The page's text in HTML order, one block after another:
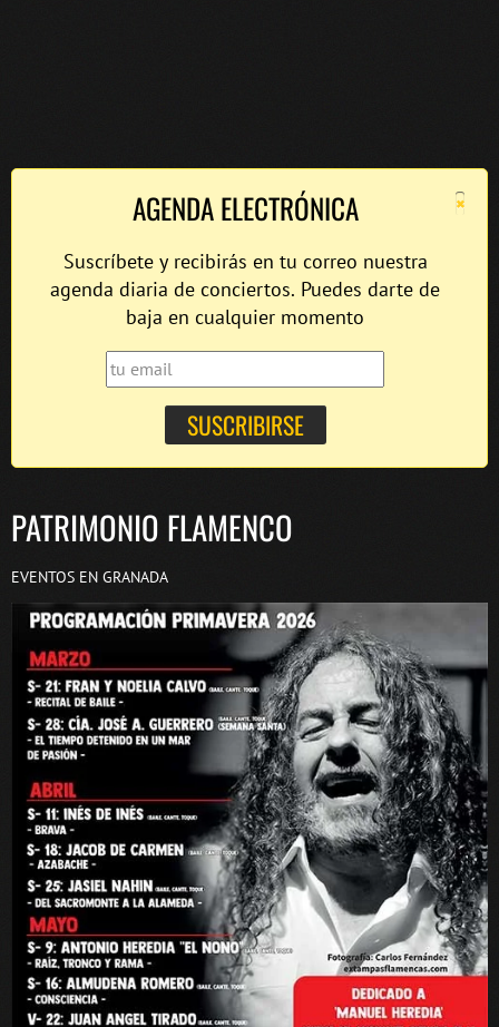
×
AGENDA ELECTRÓNICA
Suscríbete y recibirás en tu correo nuestra
agenda diaria de conciertos. Puedes darte de
baja en cualquier momento
PATRIMONIO FLAMENCO
EVENTOS EN GRANADA